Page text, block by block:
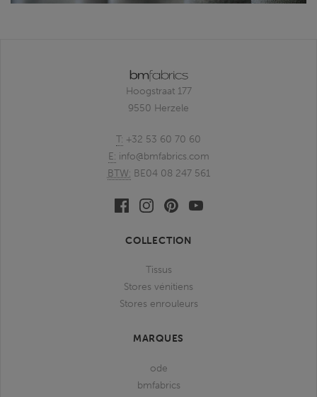
Hoogstraat 177
9550 Herzele
T: +32 53 60 70 60
E: info@bmfabrics.com
BTW: BE04 08 247 561
FacebookLinkedinPinterestYoutube
COLLECTION
Tissus
Stores vénitiens
Stores enrouleurs
MARQUES
ode
bmfabrics